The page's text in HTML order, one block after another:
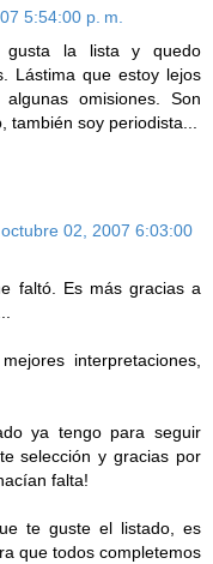
5:54:00 p. m.
gusta la lista y quedo
Lástima que estoy lejos
omisiones. Son
también soy periodista...
02, 2007 6:03:00
faltó. Es más gracias a
interpretaciones,
ya tengo para seguir
selección y gracias por
falta!
te guste el listado, es
que todos completemos